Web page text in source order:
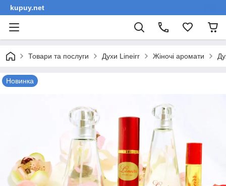
kupuy.net
Товари та послуги Духи Lineirr Жіночі аромати
Новинка